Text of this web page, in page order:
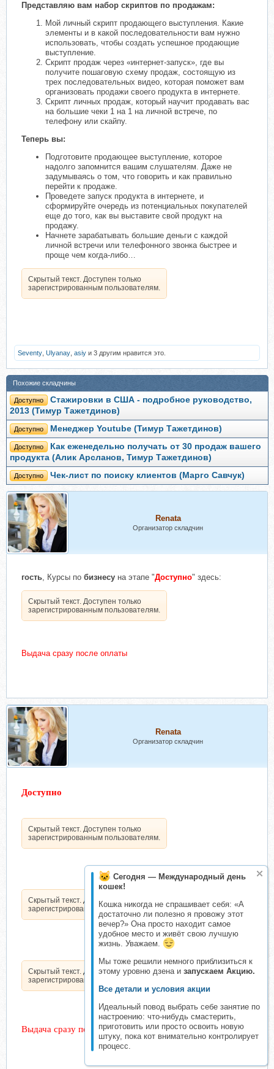
Сегодня — Международный день
кошек!
Кошка никогда не спрашивает себя: «А
достаточно ли полезно я провожу этот
вечер?» Она просто находит самое
удобное место и живёт свою лучшую
жизнь. Уважаем.
Мы тоже решили немного приблизиться к
этому уровню дзена и запускаем Акцию.
Все детали и условия акции
Идеальный повод выбрать себе занятие по
настроению: что-нибудь смастерить,
приготовить или просто освоить новую
штуку, пока кот внимательно контролирует
процесс.
Представляю вам набор скриптов по продажам:
Мой личный скрипт продающего выступления. Какие
элементы и в какой последовательности вам нужно
использовать, чтобы создать успешное продающие
выступление.
Скрипт продаж через «интернет-запуск», где вы
получите пошаговую схему продаж, состоящую из
трех последовательных видео, которая поможет вам
организовать продажи своего продукта в интернете.
Скрипт личных продаж, который научит продавать вас
на большие чеки 1 на 1 на личной встрече, по
телефону или скайпу.
Теперь вы:
Подготовите продающее выступление, которое
надолго запомнится вашим слушателям. Даже не
задумываясь о том, что говорить и как правильно
перейти к продаже.
Проведете запуск продукта в интернете, и
сформируйте очередь из потенциальных покупателей
еще до того, как вы выставите свой продукт на
продажу.
Начнете зарабатывать большие деньги с каждой
личной встречи или телефонного звонка быстрее и
проще чем когда-либо…
Скрытый текст. Доступен только
зарегистрированным пользователям.
Seventy Ulyanay asiy и 3 другим нравится это.
Похожие складчины
Доступно
Стажировки в США - подробное руководство,
2013 (Тимур Тажетдинов)
Доступно Менеджер Youtube (Тимур Тажетдинов)
Доступно
Как еженедельно получать от 30 продаж вашего
продукта (Алик Арсланов, Тимур Тажетдинов)
Доступно Чек-лист по поиску клиентов (Марго Савчук)
Renata
Организатор складчин
гость, Курсы по бизнесу на этапе "Доступно" здесь:
Скрытый текст. Доступен только
зарегистрированным пользователям.
Выдача сразу после оплаты
Renata
Организатор складчин
Доступно
Скрытый текст. Доступен только
зарегистрированным пользователям.
Скрытый текст. Доступен только
зарегистрированным пользователям.
Скрытый текст. Доступен только
зарегистрированным пользователям.
Выдача сразу после оплаты